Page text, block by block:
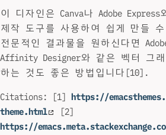
이 디자인은 Canva나 Adobe
제작 도구를 사용하여 쉽게 만들
전문적인 결과물을 원하신다면
Affinity Designer와 같은 벡터 그
하는 것도 좋은 방법입니다[10].
Citations: [1] https://
theme.html
[2]
https://